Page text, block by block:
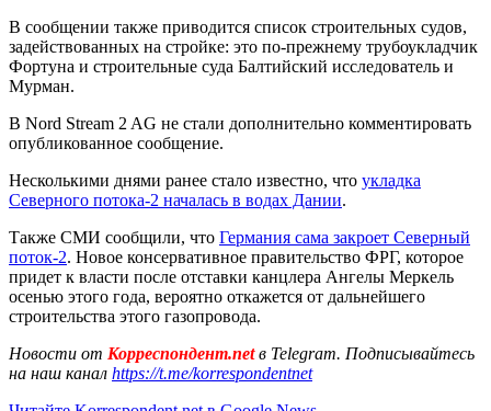
В сообщении также приводится список строительных судов,
задействованных на стройке: это по-прежнему трубоукладчик
Фортуна и строительные суда Балтийский исследователь и
Мурман.
В Nord Stream 2 AG не стали дополнительно комментировать
опубликованное сообщение.
Несколькими днями ранее стало известно, что укладка
Северного потока-2 началась в водах Дании.
Также СМИ сообщили, что Германия сама закроет Северный
поток-2. Новое консервативное правительство ФРГ, которое
придет к власти после отставки канцлера Ангелы Меркель
осенью этого года, вероятно откажется от дальнейшего
строительства этого газопровода.
Новости от Корреспондент.netв Telegram. Подписывайтесь
на наш канал https://t.me/korrespondentnet